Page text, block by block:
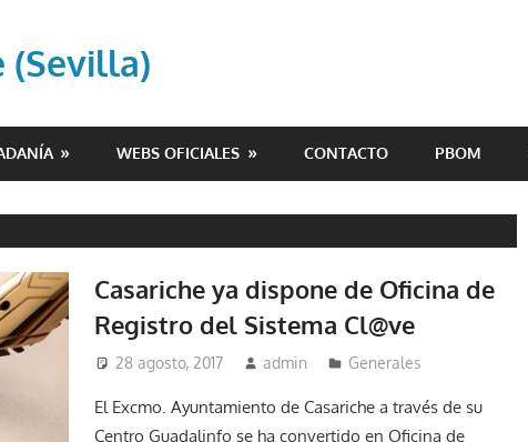
(Sevilla)
WEBS OFICIALES CONTACTO PBOM
Casariche ya dispone de Oficina de
Registro del Sistema Cl@ve
28 agosto, 2017 admin Generales
El Excmo. Ayuntamiento de Casariche a través de su
Centro Guadalinfo se ha convertido en Oficina de